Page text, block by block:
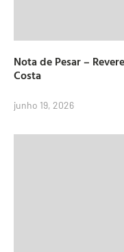
Nota de Pesar –
Costa
junho 19, 2026